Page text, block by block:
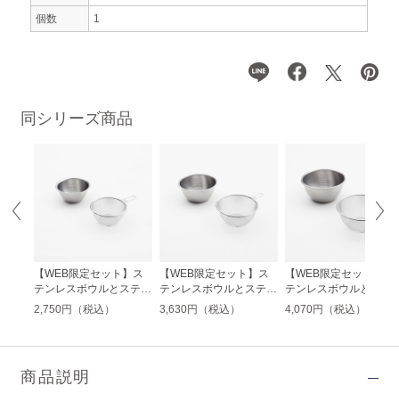
同シリーズ商品
【WEB限定セット】ス
テンレスボウルとステン
レスザルセット 12cm
2,750円（税込）
【WEB限定セット】ス
テンレスボウルとステン
レスザルセット 16cm
3,630円（税込）
【WEB限定セット】ス
テンレスボウルとステ
レスザルセット 18cm
4,070円（税込）
個数 1
商品説明